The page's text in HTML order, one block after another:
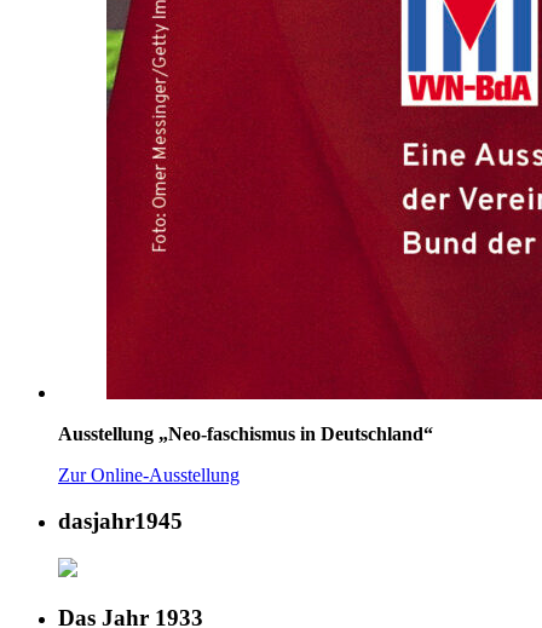
Ausstellung „Neo-faschismus in Deutschland“
Zur Online-Ausstellung
dasjahr1945
Das Jahr 1933